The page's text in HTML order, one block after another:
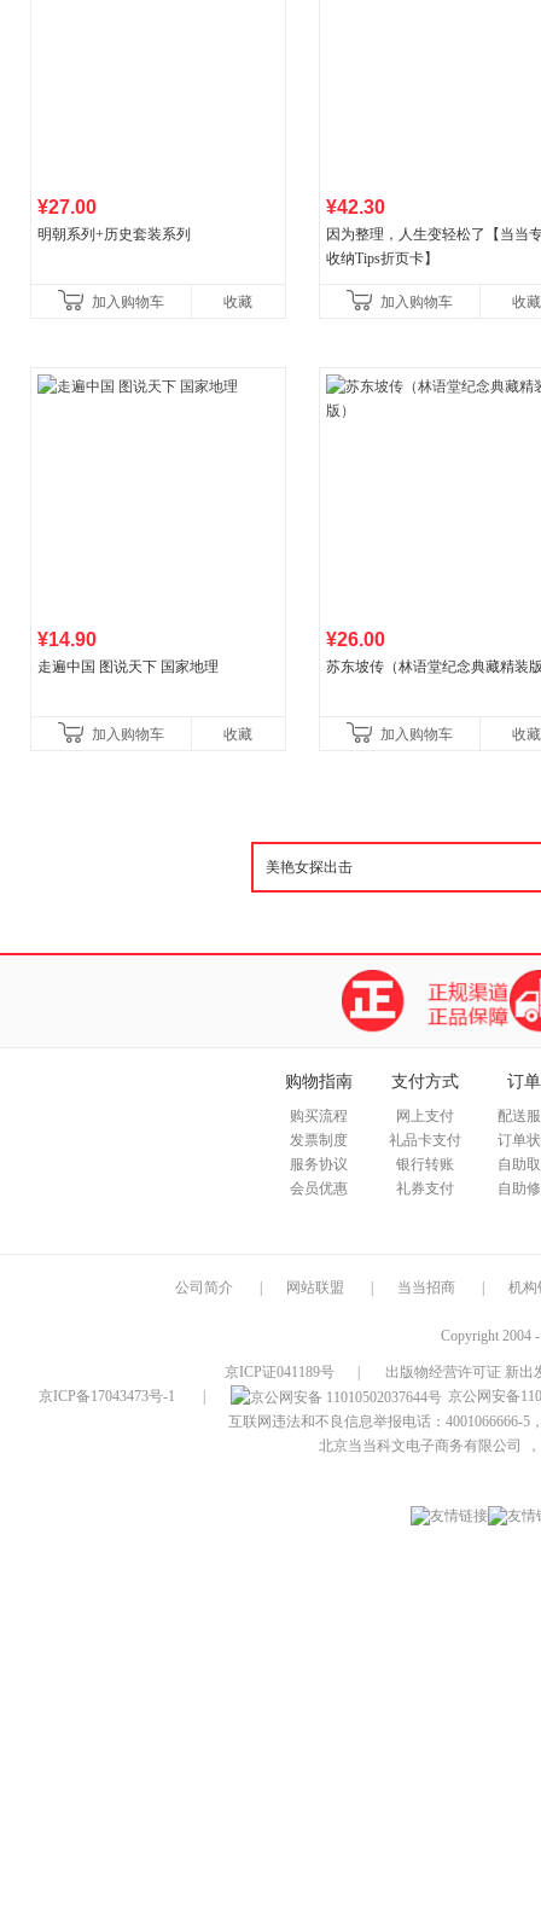
¥27.00
明朝系列+历史套装系列
加入购物车 收藏
¥42.30
因为整理，人生变轻松了【当当
收纳Tips折页卡】
加入购物车 收藏
¥14.90
走遍中国 图说天下 国家地理
加入购物车 收藏
¥26.00
苏东坡传（林语堂纪念典藏精装
加入购物车 收藏
购物指南
购买流程
发票制度
服务协议
会员优惠
支付方式
网上支付
礼品卡支付
银行转账
礼券支付
订
配送
订单
自助
自助
公司简介 网站联盟 当当招商 机构
Copyright 2004
京ICP证041189号
出版物经营许可证 新出
京ICP备17043473号-1
京公网安备
互联网违法和不良信息举报电话：4001066666-5
北京当当科文电子商务有限公司